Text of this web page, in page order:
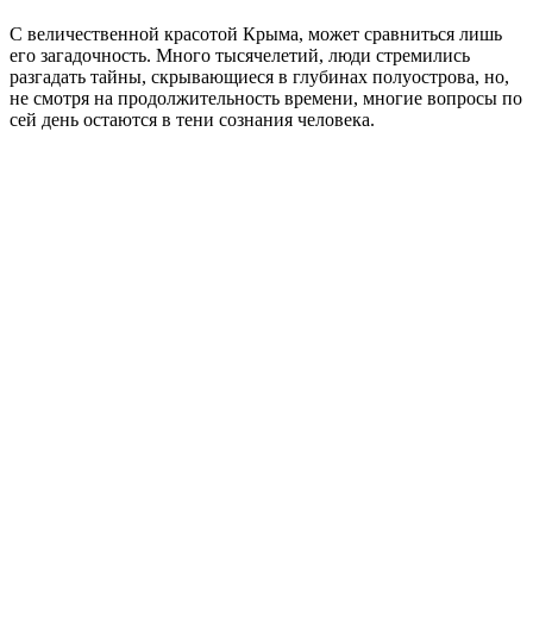
С величественной красотой Крыма, может сравниться лишь
его загадочность. Много тысячелетий, люди стремились
разгадать тайны, скрывающиеся в глубинах полуострова, но,
не смотря на продолжительность времени, многие вопросы по
сей день остаются в тени сознания человека.